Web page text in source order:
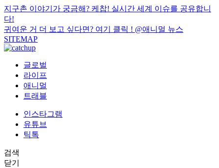
지구촌 이야기가 궁금해? 케찹! 실시간 세계 이슈를 공유합니
다!
귀여운 거 더 보고 싶다면? 여기 클릭 ! @애니멀 뉴스
SITEMAP
글로벌
라이프
애니멀
트래블
인스타그램
유튜브
틱톡
검색
닫기